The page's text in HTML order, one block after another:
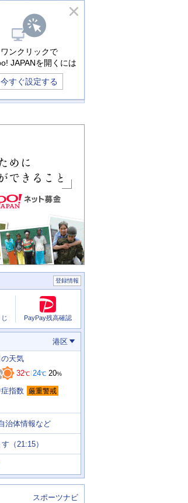
ワンクリックで
JAPANを開くには
今すぐ設定する
登録情報
PayPay残高確認
港区
の天気
32℃ 24℃ 20%
指数 厳重警戒
治体情報など
（21:15）
スポーツナビ